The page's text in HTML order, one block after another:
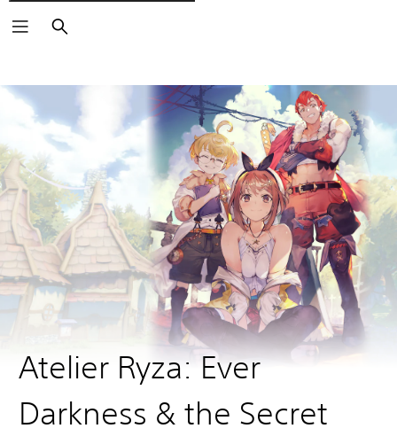
Rechercher
Atelier Ryza: Ever
Darkness & the Secret